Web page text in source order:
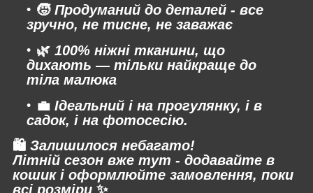
🧒Продуманий до деталей - все
зручно, не тисне, не заважає
🌿 100% ніжні тканини, що
дихають — тільки найкраще до
тіла малюка
💼 Ідеальний і на прогулянку, і в
садок, і на фотосесію.
🛍 Залишилося небагато!
Літній сезон вже тут - додавайте в
кошик і оформлюйте замовлення, поки
всі розміри ✨